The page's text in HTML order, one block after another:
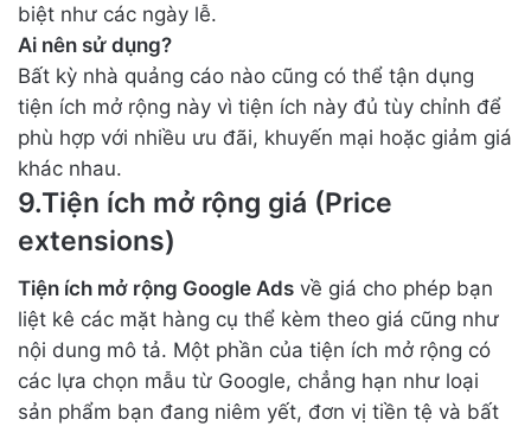
biệt như các ngày lễ.
Ai nên sử dụng?
Bất kỳ nhà quảng cáo nào cũng có thể tận dụng
tiện ích mở rộng này vì tiện ích này đủ tùy chỉnh để
phù hợp với nhiều ưu đãi, khuyến mại hoặc giảm giá
khác nhau.
9.Tiện ích mở rộng giá (Price
extensions)
Tiện ích mở rộng Google Ads về giá cho phép bạn
liệt kê các mặt hàng cụ thể kèm theo giá cũng như
nội dung mô tả. Một phần của tiện ích mở rộng có
các lựa chọn mẫu từ Google, chẳng hạn như loại
sản phẩm bạn đang niêm yết, đơn vị tiền tệ và bất